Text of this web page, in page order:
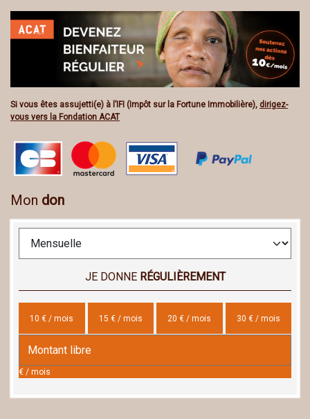
Si vous êtes assujetti(e) à l’IFI (Impôt sur la Fortune Immobilière), dirigez-
vous vers la Fondation ACAT
Mon don
JE DONNE RÉGULIÈREMENT
10 € / mois 15 € / mois 20 € / mois 30 € / mois
€ / mois